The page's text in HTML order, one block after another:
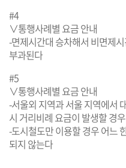
#4
∨통행사례별 요금 안내
-면제시간대 승차해서 비면제
부과된다
#5
∨통행사례별 요금 안내
-서울외 지역과 서울 지역에서
시 거리비례 요금이 발생할 경
-도시철도만 이용할 경우 어느
되지 않는다